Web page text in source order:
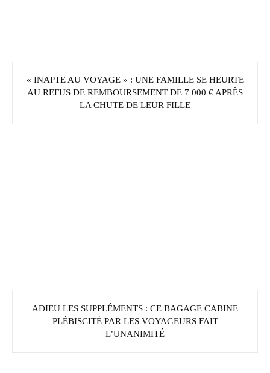
« INAPTE AU VOYAGE » : UNE FAMILLE SE HEURTE
AU REFUS DE REMBOURSEMENT DE 7 000 € APRÈS
LA CHUTE DE LEUR FILLE
ADIEU LES SUPPLÉMENTS : CE BAGAGE CABINE
PLÉBISCITÉ PAR LES VOYAGEURS FAIT
L’UNANIMITÉ